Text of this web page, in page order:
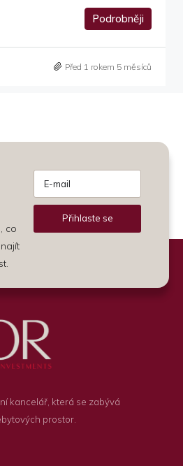
Podrobněji
Před 1 rokem 5 měsíců
co
Přihlaste se
kancelář, která se zabývá
prostor.